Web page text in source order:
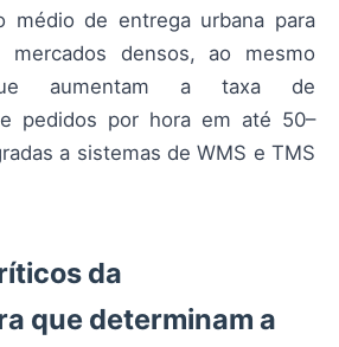
médio de entrega urbana para
mercados densos, ao mesmo
aumentam a taxa de
pedidos por hora em até 50–
a sistemas de WMS e TMS
da
que determinam a